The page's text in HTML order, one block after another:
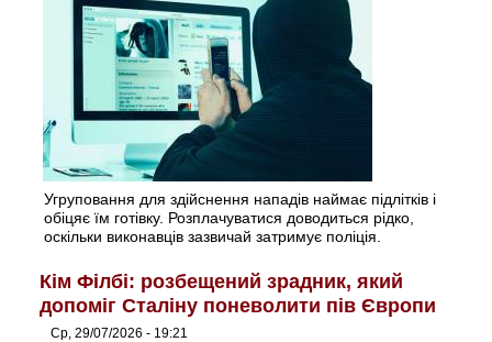
Угруповання для здійснення нападів наймає підлітків і
обіцяє їм готівку. Розплачуватися доводиться рідко,
оскільки виконавців зазвичай затримує поліція.
Кім Філбі: розбещений зрадник, який
допоміг Сталіну поневолити пів Європи
Ср, 29/07/2026 - 19:21